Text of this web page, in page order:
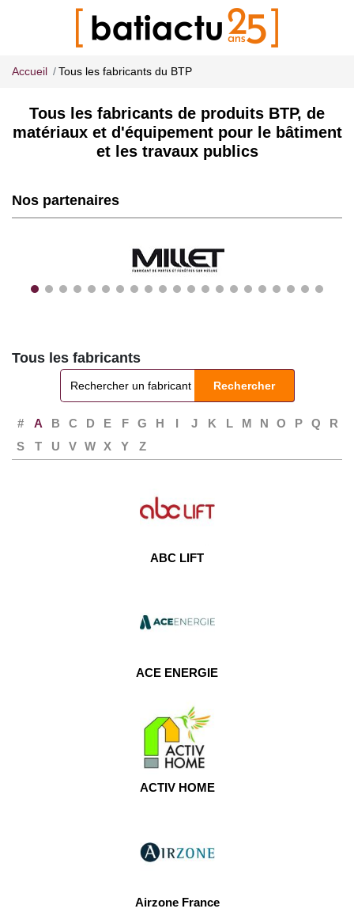
Accueil Tous les fabricants du BTP
Tous les fabricants de produits BTP, de
matériaux et d'équipement pour le bâtiment
et les travaux publics
Nos partenaires
Tous les fabricants
Rechercher
# A B C D E F G H I J K L M N O P Q
R
S
T U V W X Y Z
ABC LIFT
ACE ENERGIE
ACTIV HOME
Airzone France